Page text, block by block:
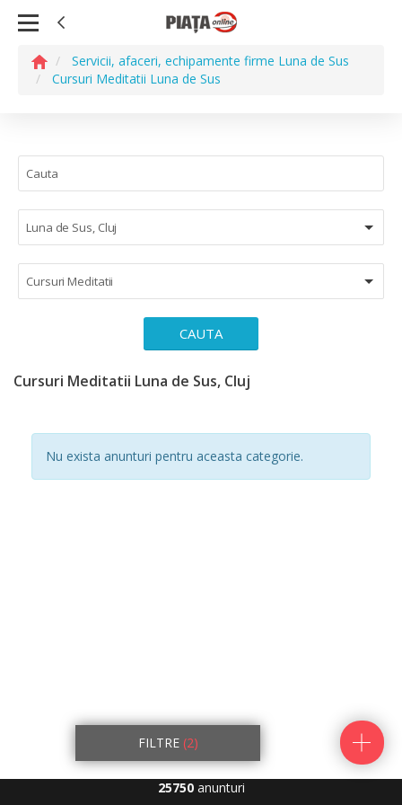
Servicii, afaceri, echipamente firme Luna de Sus
Cursuri Meditatii Luna de Sus
Luna de Sus, Cluj
Cursuri Meditatii
CAUTA
Cursuri Meditatii Luna de Sus, Cluj
Nu exista anunturi pentru aceasta categorie.
FILTRE (2)
25750anunturi